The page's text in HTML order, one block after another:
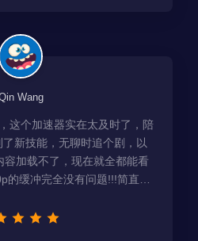
Wang
这个加速器实在太及时了，陪
新技能，无聊时追个剧，以
容加载不了，现在就全都能看
的缓冲完全没有问题!!!简直救